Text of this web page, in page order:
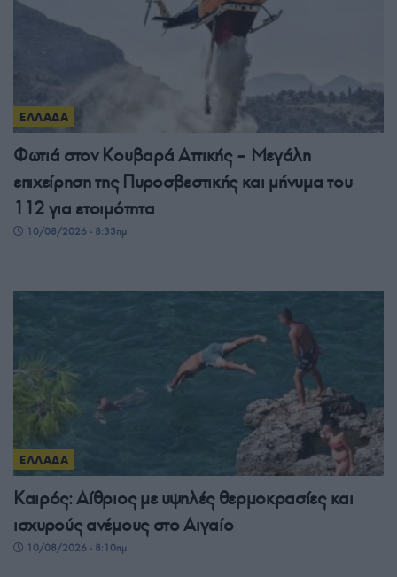
ΕΛΛΑΔΑ
Φωτιά στον Κουβαρά Αττικής – Μεγάλη
επιχείρηση της Πυροσβεστικής και μήνυμα του
112 για ετοιμότητα
10/08/2026 - 8:33πμ
ΕΛΛΑΔΑ
Καιρός: Αίθριος με υψηλές θερμοκρασίες και
ισχυρούς ανέμους στο Αιγαίο
10/08/2026 - 8:10πμ